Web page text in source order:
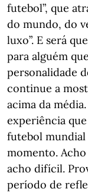
futebol”, que
do mundo, do
luxo”. E será
para alguém
personalidade
continue a
acima da
experiência
futebol mundial
momento.
acho difícil.
período de